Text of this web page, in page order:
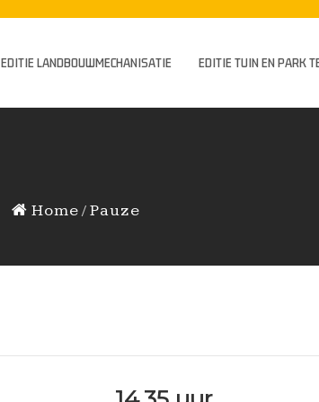
EDITIE LANDBOUWMECHANISATIE EDITIE TUIN EN PARK
Home Pauze